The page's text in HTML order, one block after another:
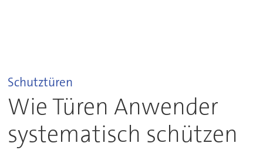
Schutztüren
Wie Türen Anwender
systematisch schützen